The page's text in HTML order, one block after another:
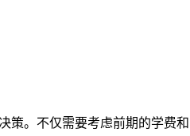
策。不仅需要考虑前期的学费和